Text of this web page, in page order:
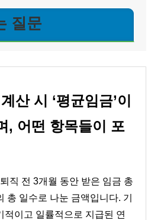
질문
산 시 ‘평균임금’이
, 어떤 항목들이 포
직 전 3개월 동안 받은 임금 총
총 일수로 나눈 금액입니다. 기
적이고 일률적으로 지급된 연